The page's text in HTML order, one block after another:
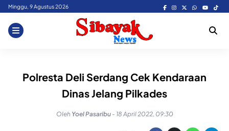
Skip
content
Minggu, 9 Agustus 2026
Polresta Deli Serdang Cek Kendaraan
Dinas Jelang Pilkades
Oleh Yoel Pasaribu - 18 April 2022, 09:30